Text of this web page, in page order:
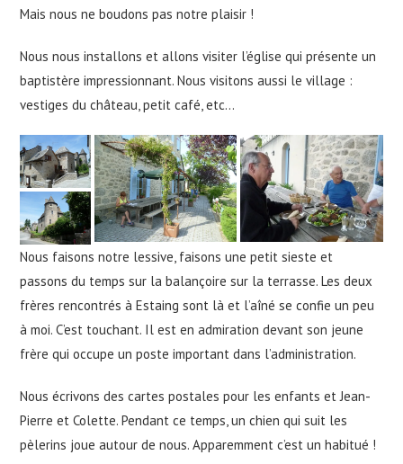
Mais nous ne boudons pas notre plaisir !
Nous nous installons et allons visiter l’église qui présente un
baptistère impressionnant. Nous visitons aussi le village :
vestiges du château, petit café, etc…
Nous faisons notre lessive, faisons une petit sieste et
passons du temps sur la balançoire sur la terrasse. Les deux
frères rencontrés à Estaing sont là et l’aîné se confie un peu
à moi. C’est touchant. Il est en admiration devant son jeune
frère qui occupe un poste important dans l’administration.
Nous écrivons des cartes postales pour les enfants et Jean-
Pierre et Colette. Pendant ce temps, un chien qui suit les
pèlerins joue autour de nous. Apparemment c’est un habitué !